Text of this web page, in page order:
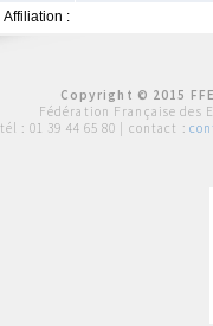
Affiliation :
Copyright © 2015
Fédération Française des
tél : 01 39 44 65 80 | contact :